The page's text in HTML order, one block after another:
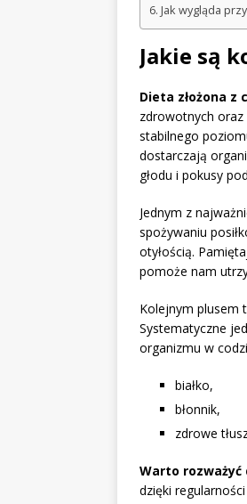
Jak wygląda
Jakie są
Dieta złożona z
zdrowotnych
stabilnego
dostarczają
głodu i pokusy
Jednym z
spożywaniu
otyłością.
pomoże nam
Kolejnym plusem
Systematyczne
organizmu w
białko,
błonnik,
zdrowe
Warto rozważyć
dzięki